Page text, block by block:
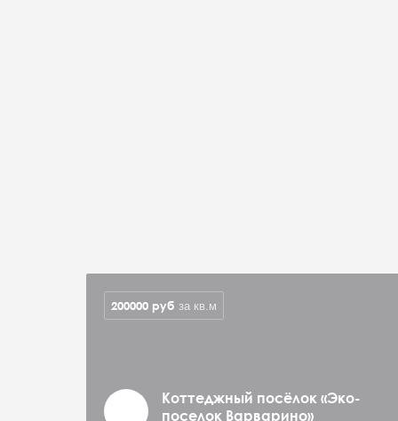
Коттеджный посёлок «Эко-
поселок Варварино»
200000 руб за кв.м